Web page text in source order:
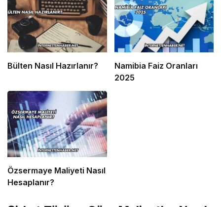
Bülten Nasıl Hazırlanır?
Namibia Faiz Oranları
2025
Özsermaye Maliyeti Nasıl
Hesaplanır?